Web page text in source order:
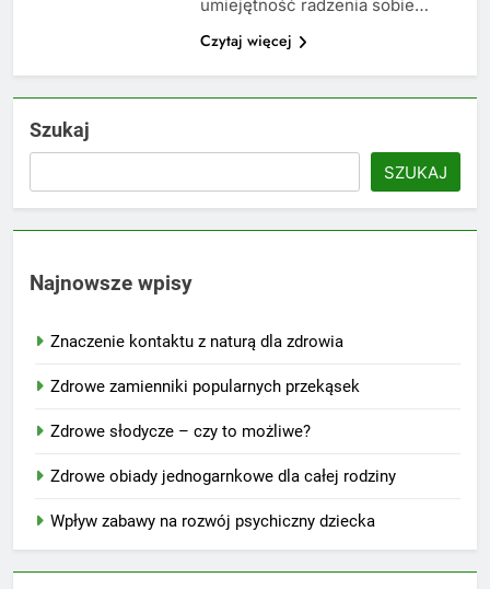
umiejętność radzenia sobie…
Czytaj więcej
Szukaj
SZUKAJ
Najnowsze wpisy
Znaczenie kontaktu z naturą dla zdrowia
Zdrowe zamienniki popularnych przekąsek
Zdrowe słodycze – czy to możliwe?
Zdrowe obiady jednogarnkowe dla całej rodziny
Wpływ zabawy na rozwój psychiczny dziecka